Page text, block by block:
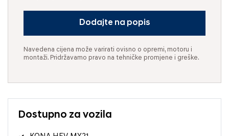
Dodajte na popis
Navedena cijena može varirati ovisno o opremi, motoru i
montaži. Pridržavamo pravo na tehničke promjene i greške.
Dostupno za vozila